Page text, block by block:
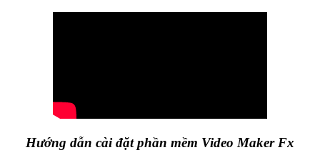
Hướng dẫn cài đặt phần mềm Video Maker Fx